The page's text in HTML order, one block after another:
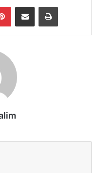
PinterestShare via Email Print